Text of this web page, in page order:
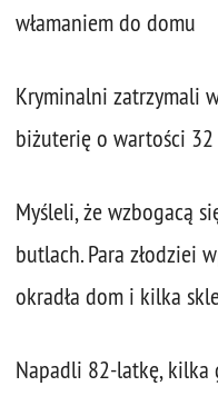
włamaniem do domu
Kryminalni zatrzymali
biżuterię o wartości 32
Myśleli, że wzbogacą
butlach. Para złodziei
okradła dom i kilka
Napadli 82-latkę,